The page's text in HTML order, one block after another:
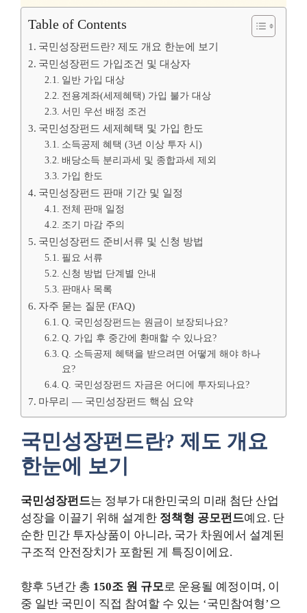
Table of Contents
국민성장펀드란? 제도 개요 한눈에 보기
국민성장펀드 가입조건 및 대상자
일반 가입 대상
전용계좌(세제혜택) 가입 불가 대상
서민 우선 배정 조건
국민성장펀드 세제혜택 및 가입 한도
소득공제 혜택 (3년 이상 투자 시)
배당소득 분리과세 및 종합과세 제외
가입 한도
국민성장펀드 판매 기간 및 일정
전체 판매 일정
조기 마감 주의
국민성장펀드 준비서류 및 신청 방법
필요 서류
신청 방법 단계별 안내
판매사 목록
자주 묻는 질문 (FAQ)
Q. 국민성장펀드는 원금이 보장되나요?
Q. 가입 후 중간에 환매할 수 있나요?
Q. 소득공제 혜택을 받으려면 어떻게 해야 하나
요?
Q. 국민성장펀드 자금은 어디에 투자되나요?
마무리 — 국민성장펀드 핵심 요약
국민성장펀드란? 제도 개요
한눈에 보기
국민성장펀드는 정부가 대한민국의 미래 첨단 산업
성장을 이끌기 위해 설계한 정책형 공모펀드예요. 단
순한 민간 투자상품이 아니라, 국가 차원에서 설계된
구조적 안전장치가 포함된 게 특징이에요.
향후 5년간 총 150조 원 규모로 운용될 예정이며, 이
중 일반 국민이 직접 참여할 수 있는 ‘국민참여형’으